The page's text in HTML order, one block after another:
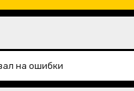
на ошибки